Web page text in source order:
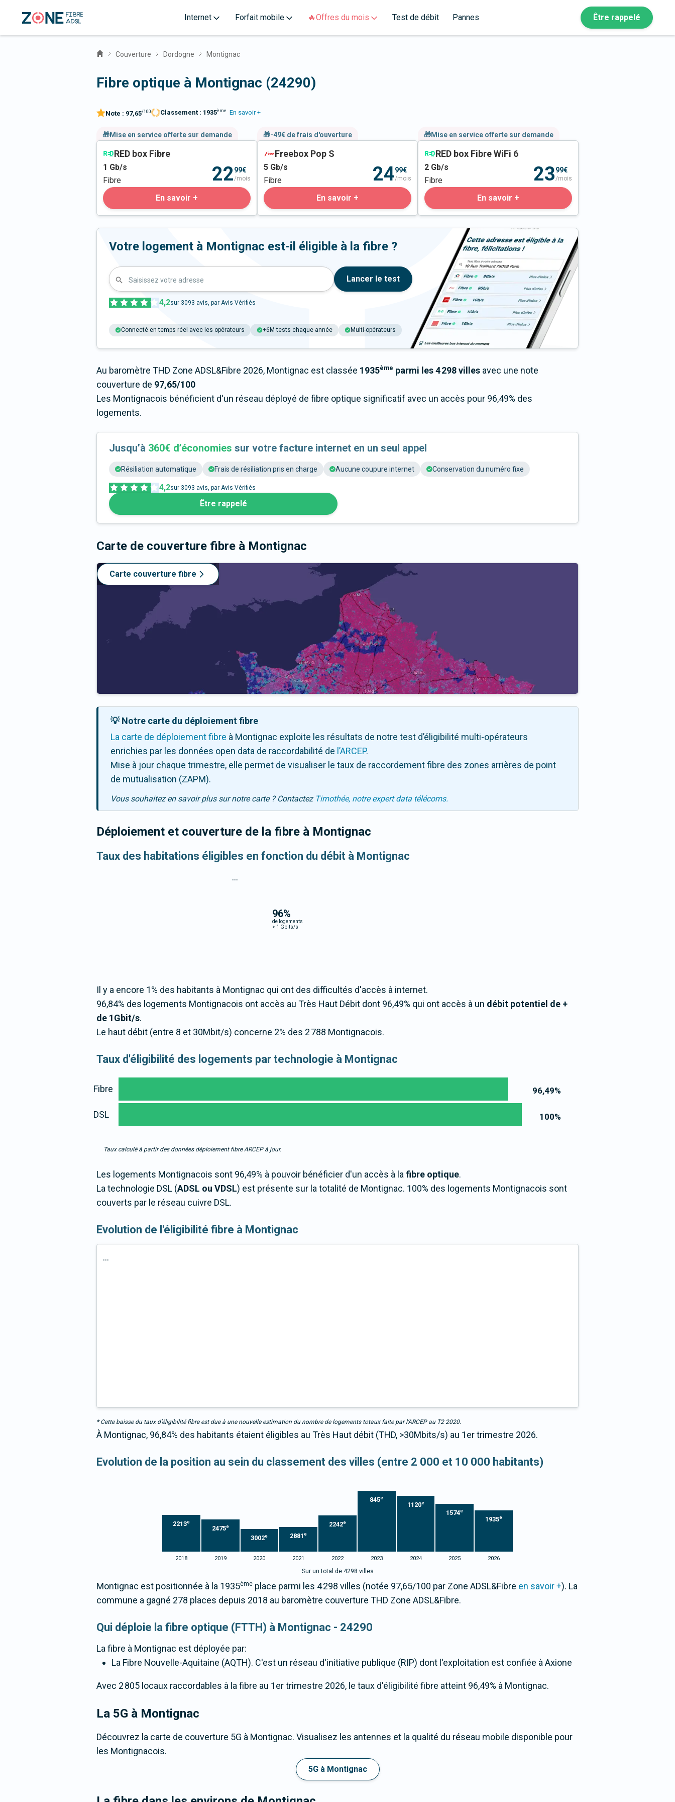
Internet Forfait mobile 🔥Offres du mois Test de débit Pannes Être rappelé
Couverture Dordogne Montignac
Fibre optique à Montignac (24290)
Note : 97,65/100 Classement : 1935ème En savoir +
🎁Mise en service offerte sur demande
RED box Fibre
1 Gb/s
Fibre
2299€
/mois
En savoir +
🎁-49€ de frais d'ouverture
Freebox Pop S
5 Gb/s
Fibre
2499€
/mois
En savoir +
🎁Mise en service offerte sur demande
RED box Fibre WiFi 6
2 Gb/s
Fibre
2399€
/mois
En savoir +
Votre logement à Montignac est-il éligible à la fibre ?
Saisissez votre adresse Lancer le test
4,2sur 3093 avis, par Avis Vérifiés
Connecté en temps réel avec les opérateurs +6M tests chaque année Multi-opérateurs
Au baromètre THD Zone ADSL&Fibre 2026, Montignac est classée 1935ème parmi les 4 298 villes avec une note
couverture de 97,65/100
Les Montignacois bénéficient d'un réseau déployé de fibre optique significatif avec un accès pour 96,49% des
logements.
Jusqu’à 360€ d’économies sur votre facture internet en un seul appel
Résiliation automatique Frais de résiliation pris en charge Aucune coupure internet Conservation du numéro fixe
4,2sur 3093 avis, par Avis Vérifiés
Être rappelé
Carte de couverture fibre à Montignac
Carte couverture fibre
💡 Notre carte du déploiement fibre
La carte de déploiement fibre à Montignac exploite les résultats de notre test d’éligibilité multi-opérateurs
enrichies par les données open data de raccordabilité de l’ARCEP.
Mise à jour chaque trimestre, elle permet de visualiser le taux de raccordement fibre des zones arrières de point
de mutualisation (ZAPM).
Vous souhaitez en savoir plus sur notre carte ? Contactez Timothée, notre expert data télécoms.
Déploiement et couverture de la fibre à Montignac
Taux des habitations éligibles en fonction du débit à Montignac
96%
de logements
> 1 Gbits/s
...
Il y a encore 1% des habitants à Montignac qui ont des difficultés d'accès à internet.
96,84% des logements Montignacois ont accès au Très Haut Débit dont 96,49% qui ont accès à un débit potentiel de +
de 1Gbit/s.
Le haut débit (entre 8 et 30Mbit/s) concerne 2% des 2 788 Montignacois.
Taux d'éligibilité des logements par technologie à Montignac
96,49%
100%
Fibre
DSL
Taux calculé à partir des données déploiement fibre ARCEP à jour.
Les logements Montignacois sont 96,49% à pouvoir bénéficier d'un accès à lafibre optique.
La technologie DSL (ADSL ou VDSL) est présente sur la totalité de Montignac. 100% des logements Montignacois sont
couverts par le réseau cuivre DSL.
Evolution de l'éligibilité fibre à Montignac
...
* Cette baisse du taux d’éligibilité fibre est due à une nouvelle estimation du nombre de logements totaux faite par l’ARCEP au T2 2020.
À Montignac, 96,84% des habitants étaient éligibles au Très Haut débit (THD, >30Mbits/s) au 1er trimestre 2026.
Evolution de la position au sein du classement des villes (entre 2 000 et 10 000 habitants)
2213e
2475e
3002e 2881e
2242e
845e
1120e
1574e
1935e
2018 2019 2020 2021 2022 2023 2024 2025 2026
Sur un total de 4298 villes
Montignac est positionnée à la 1935ème place parmi les 4 298 villes (notée 97,65/100 par Zone ADSL&Fibre en savoir +). La
commune a gagné 278 places depuis 2018 au baromètre couverture THD Zone ADSL&Fibre.
Qui déploie la fibre optique (FTTH) à Montignac - 24290
La fibre à Montignac est déployée par:
La Fibre Nouvelle-Aquitaine (AQTH). C'est un réseau d'initiative publique (RIP) dont l'exploitation est confiée à Axione
Avec 2 805 locaux raccordables à la fibre au 1er trimestre 2026, le taux d'éligibilité fibre atteint 96,49% à Montignac.
La 5G à Montignac
Découvrez la carte de couverture 5G à Montignac. Visualisez les antennes et la qualité du réseau mobile disponible pour
les Montignacois.
5G à Montignac